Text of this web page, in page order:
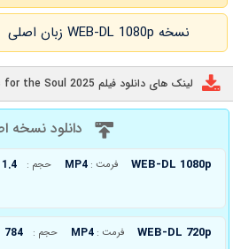
نسخه WEB-DL 1080p زبان اصلی
لینک های دانلود فیلم Christmas for the Soul 2025
دانلود نسخه
WEB-DL 1080p فرمت : MP4 حجم : 1.4 گیگابایت
WEB-DL 720p فرمت : MP4 حجم : 784 مگابایت